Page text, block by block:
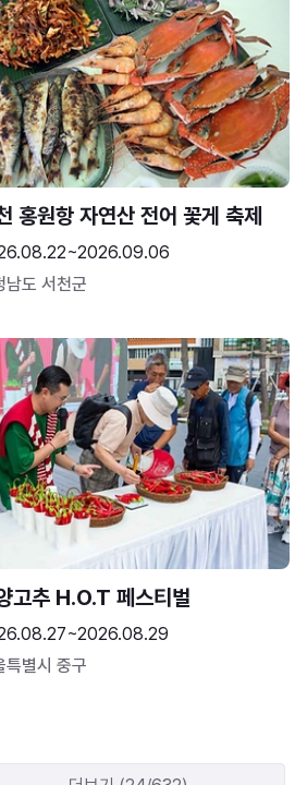
홍원항 자연산 전어 꽃게 축제
남도 서천군
고추 H.O.T 페스티벌
특별시 중구